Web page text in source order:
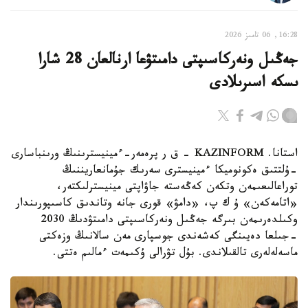
16:28, 06 تامىز 2026
جەڭىل ونەركاسىپتى دامىتۋعا ارنالعان 28 شارا
ىسكە اسىرىلادى
استانا. KAZINFORM - ق ر پرەمەر-ءمينيسترىنىڭ ورىنباسارى
-ۇلتتىق ەكونوميكا ءمينيسترى سەرىك جۇمانعاريننىڭ
توراعالىعىمەن وتكەن كەڭەستە جاۋاپتى مينيسترلىكتەر،
«اتامەكەن» ۇ ك پ، «دامۋ» قورى جانە وتاندىق كاسىپورىندار
وكىلدەرىمەن بىرگە جەڭىل ونەركاسىپتى دامىتۋدىڭ 2030
-جىلعا دەيىنگى كەشەندى جوسپارى مەن سالانىڭ وزەكتى
ماسەلەلەرى تالقىلاندى. بۇل تۋرالى ۇكىمەت ءمالىم ەتتى.